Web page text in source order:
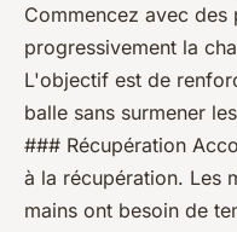
Commencez avec des
progressivement la
L'objectif est de
balle sans surmener
### Récupération
à la récupération. Les
mains ont besoin de